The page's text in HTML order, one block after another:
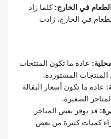
في الخارج: كلما زاد
في الخارج، زادت
عادة ما تكون المنتجات
المستوردة.
عادة ما تكون أسعار البقالة
الصغيرة.
قد توفر بعض المتاجر
كميات كبيرة من بعض